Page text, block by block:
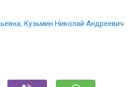
Кузьмин Николай Андреевич